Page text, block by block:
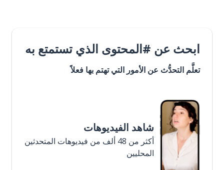
ابحث عن #المحتوى الذي تستمتع به
تعلَّم التحدُّث عن الأمور التي تهتم بها فعلاً
شاهد الفيديوهات
أكثر من 48 ألف من فيديوهات المتحدثين
المحليين